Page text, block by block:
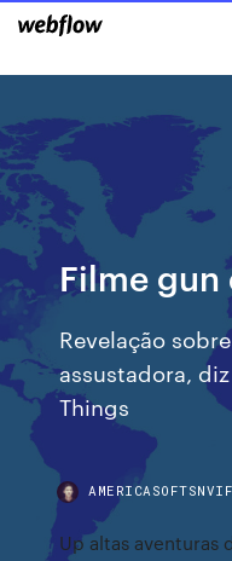
Filme
Revelação
assustadora,
Things
Up altas aventuras